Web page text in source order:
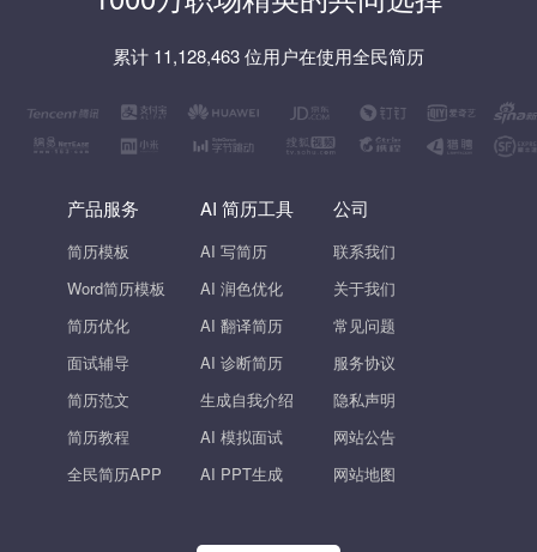
累计 11,128,463 位用户在使用全民简历
产品服务
简历模板
Word简历模板
简历优化
面试辅导
简历范文
简历教程
全民简历APP
AI 简历工具
AI 写简历
AI 润色优化
AI 翻译简历
AI 诊断简历
生成自我介绍
AI 模拟面试
AI PPT生成
公司
联系我们
关于我们
常见问题
服务协议
隐私声明
网站公告
网站地图